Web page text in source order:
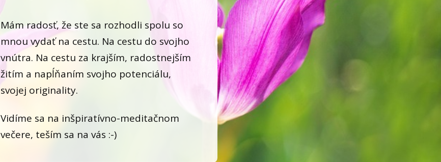
Mám radosť, že ste sa rozhodli spolu so
mnou vydať na cestu. Na cestu do svojho
vnútra. Na cestu za krajším, radostnejším
žitím a napĺňaním svojho potenciálu,
svojej originality.
Vidíme sa na inšpiratívno-meditačnom
večere, teším sa na vás :-)